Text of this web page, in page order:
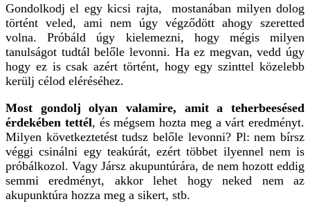
Gondolkodj el egy kicsi rajta, mostanában milyen dolog
történt veled, ami nem úgy végződött ahogy szeretted
volna. Próbáld úgy kielemezni, hogy mégis milyen
tanulságot tudtál belőle levonni. Ha ez megvan, vedd úgy
hogy ez is csak azért történt, hogy egy szinttel közelebb
kerülj célod eléréséhez.
Most gondolj olyan valamire, amit a teherbeesésed
érdekében tettél, és mégsem hozta meg a várt eredményt.
Milyen következtetést tudsz belőle levonni? Pl: nem bírsz
véggi csinálni egy teakúrát, ezért többet ilyennel nem is
próbálkozol. Vagy Jársz akupuntúrára, de nem hozott eddig
semmi eredményt, akkor lehet hogy neked nem az
akupunktúra hozza meg a sikert, stb.